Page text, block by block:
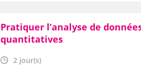
Pratiquer l’analyse de
quantitatives
2 jour(s)